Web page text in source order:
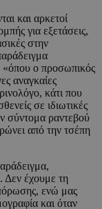
και αρκετοί
για εξετάσεις,
στην
«όπου ο προσωπικός
αναγκαίες
κάτι που
σε ιδιωτικές
σύντομα ραντεβού
από την τσέπη
Δεν έχουμε τη
ενώ μας
και όταν